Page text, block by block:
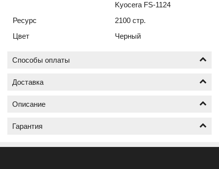
Kyocera FS-1124
Ресурс
2100 стр.
Цвет
Черный
Способы оплаты
Оплата по безналичному расчёту (счёт с НДС)
Доставка
Доставка Ваших картриджей на заправку к нам и
бесплатно;
менее трёх не принимаем.
Описание
Как будет осуществлена заправка вашего
Гарантия
Гарантия на заправку картриджей действует в